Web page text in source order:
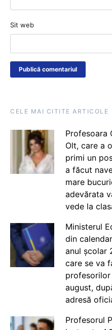
Sit web
CELE MAI CITITE ARTICOLE
Profesoara
Olt, care a
primi un
a făcut
mare
adevărata
vede la
Ministerul
din
anul școlar
care se va
august,
adresă
Profesorul